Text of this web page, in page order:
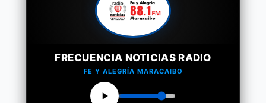
FRECUENCIA NOTICIAS RADIO
FE Y ALEGRÍA MARACAIBO